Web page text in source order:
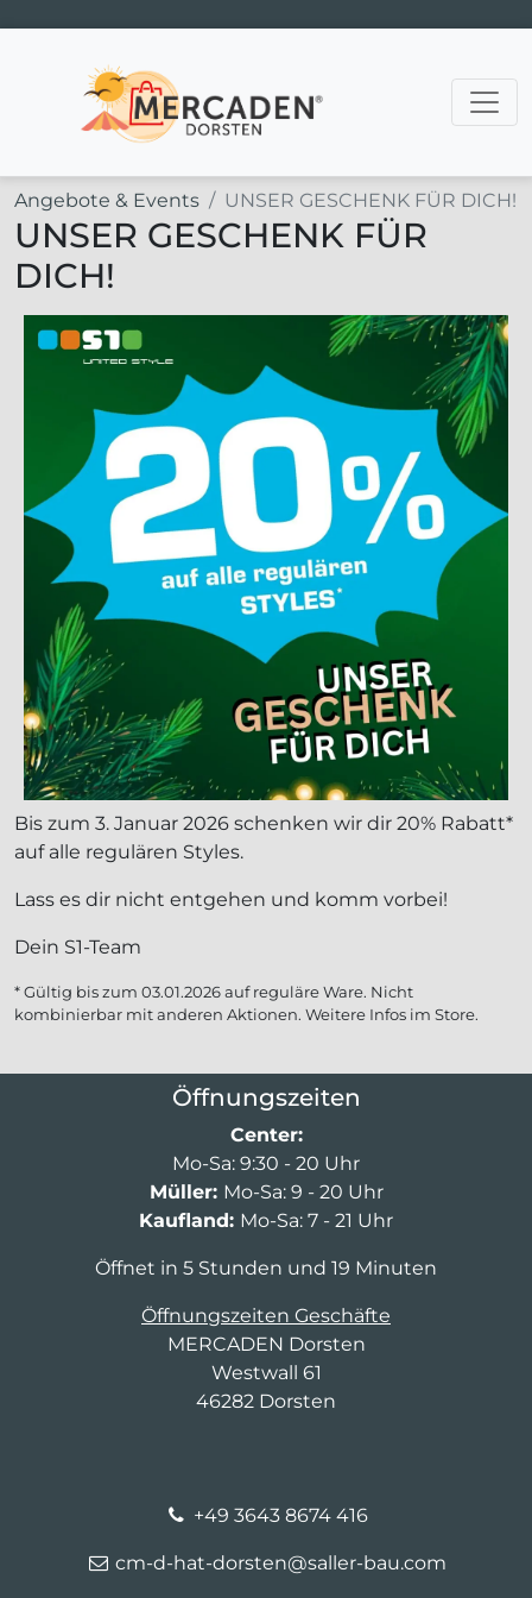
Hauptnavigation
Angebote & Events UNSER GESCHENK FÜR DICH!
UNSER GESCHENK FÜR
DICH!
Bis zum 3. Januar 2026 schenken wir dir 20% Rabatt*
auf alle regulären Styles.
Lass es dir nicht entgehen und komm vorbei!
Dein S1-Team
* Gültig bis zum 03.01.2026 auf reguläre Ware. Nicht
kombinierbar mit anderen Aktionen. Weitere Infos im Store.
Öffnungszeiten
Center:
Mo-Sa: 9:30 - 20 Uhr
Müller: Mo-Sa: 9 - 20 Uhr
Kaufland: Mo-Sa: 7 - 21 Uhr
Öffnet in 5 Stunden und 19 Minuten
Öffnungszeiten Geschäfte
MERCADEN Dorsten
Westwall 61
46282 Dorsten
+49 3643 8674 416
cm-d-hat-dorsten@saller-bau.com